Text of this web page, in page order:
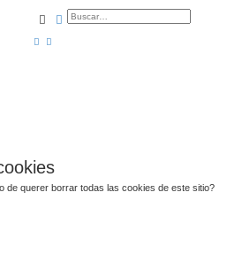
BuscarBúsqueda avanzada
de querer borrar todas las cookies de este sitio?